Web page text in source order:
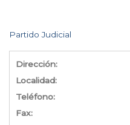
Partido Judicial
Dirección:
Localidad:
Teléfono:
Fax: